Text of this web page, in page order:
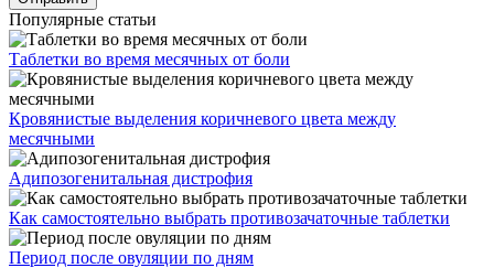
Популярные статьи
Таблетки во время месячных от боли
Кровянистые выделения коричневого цвета между
месячными
Адипозогенитальная дистрофия
Как самостоятельно выбрать противозачаточные таблетки
Период после овуляции по дням